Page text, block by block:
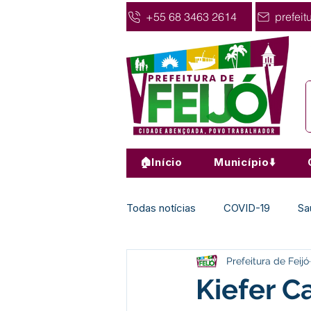
+55 68 3463 2614
🏠Início Município⬇️
Todas notícias COVID-19
Agricultura Nota de Pesar
Kiefer
Prefeitura de Feijó